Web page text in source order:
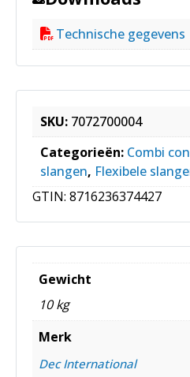
Technische gegevens
SKU: 7072700004
Categorieën: Combi
slangen, Flexibele
GTIN: 8716236374427
Gewicht
10 kg
Merk
Dec International